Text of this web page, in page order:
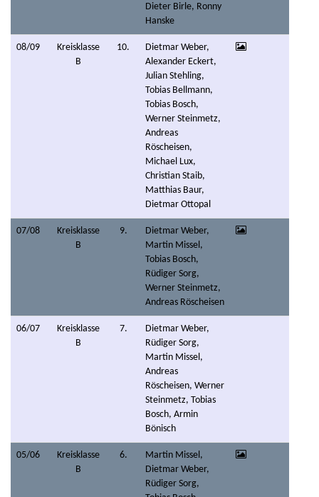
Dieter Birle, Ronny
Hanske
08/09
Kreisklasse
B
10.
Dietmar Weber,
Alexander Eckert,
Julian Stehling,
Tobias Bellmann,
Tobias Bosch,
Werner Steinmetz,
Andreas
Röscheisen,
Michael Lux,
Christian Staib,
Matthias Baur,
Dietmar Ottopal
07/08
Kreisklasse
B
9.
Dietmar Weber,
Martin Missel,
Tobias Bosch,
Rüdiger Sorg,
Werner Steinmetz,
Andreas Röscheisen
06/07
Kreisklasse
B
7.
Dietmar Weber,
Rüdiger Sorg,
Martin Missel,
Andreas
Röscheisen, Werner
Steinmetz, Tobias
Bosch, Armin
Bönisch
05/06
Kreisklasse
B
6.
Martin Missel,
Dietmar Weber,
Rüdiger Sorg,